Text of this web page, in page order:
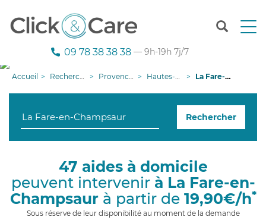
T
n
g
i
o
n
09 78 38 38 38 — 9h-19h 7j/7
Accueil Recherche aide à domicile Provence-Alpes-Côte d'Azur Hautes-Alpes La Fare-en-Champsaur
Rechercher
47 aides à domicile
peuvent intervenir à La Fare-en-
Champsaurà partir de 19,90€/h*
Sous réserve de leur disponibilité au moment de la demande